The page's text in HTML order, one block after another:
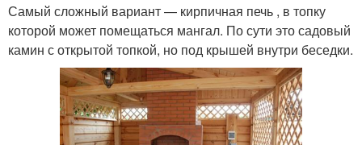
Самый сложный вариант — кирпичная печь , в топку
которой может помещаться мангал. По сути это садовый
камин с открытой топкой, но под крышей внутри беседки.